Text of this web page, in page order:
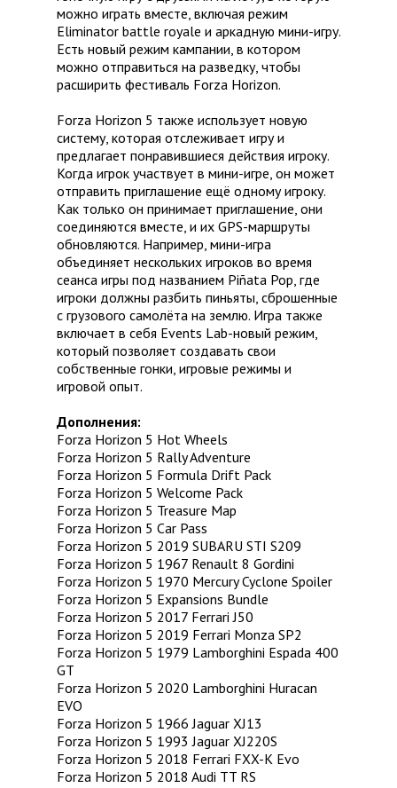
можно играть вместе, включая режим
Eliminator battle royale и аркадную мини-игру.
Есть новый режим кампании, в котором
можно отправиться на разведку, чтобы
расширить фестиваль Forza Horizon.
Forza Horizon 5 также использует новую
систему, которая отслеживает игру и
предлагает понравившиеся действия игроку.
Когда игрок участвует в мини-игре, он может
отправить приглашение ещё одному игроку.
Как только он принимает приглашение, они
соединяются вместе, и их GPS-маршруты
обновляются. Например, мини-игра
объединяет нескольких игроков во время
сеанса игры под названием Piñata Pop, где
игроки должны разбить пиньяты, сброшенные
с грузового самолёта на землю. Игра также
включает в себя Events Lab-новый режим,
который позволяет создавать свои
собственные гонки, игровые режимы и
игровой опыт.
Дополнения:
Forza Horizon 5 Hot Wheels
Forza Horizon 5 Rally Adventure
Forza Horizon 5 Formula Drift Pack
Forza Horizon 5 Welcome Pack
Forza Horizon 5 Treasure Map
Forza Horizon 5 Car Pass
Forza Horizon 5 2019 SUBARU STI S209
Forza Horizon 5 1967 Renault 8 Gordini
Forza Horizon 5 1970 Mercury Cyclone Spoiler
Forza Horizon 5 Expansions Bundle
Forza Horizon 5 2017 Ferrari J50
Forza Horizon 5 2019 Ferrari Monza SP2
Forza Horizon 5 1979 Lamborghini Espada 400
GT
Forza Horizon 5 2020 Lamborghini Huracan
EVO
Forza Horizon 5 1966 Jaguar XJ13
Forza Horizon 5 1993 Jaguar XJ220S
Forza Horizon 5 2018 Ferrari FXX-K Evo
Forza Horizon 5 2018 Audi TT RS